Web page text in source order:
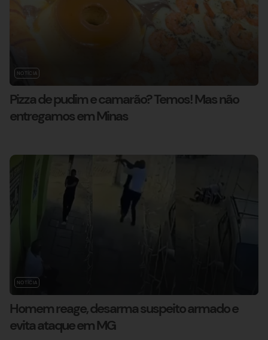
NOTÍCIA
Pizza de pudim e camarão? Temos! Mas não
entregamos em Minas
NOTÍCIA
Homem reage, desarma suspeito armado e
evita ataque em MG